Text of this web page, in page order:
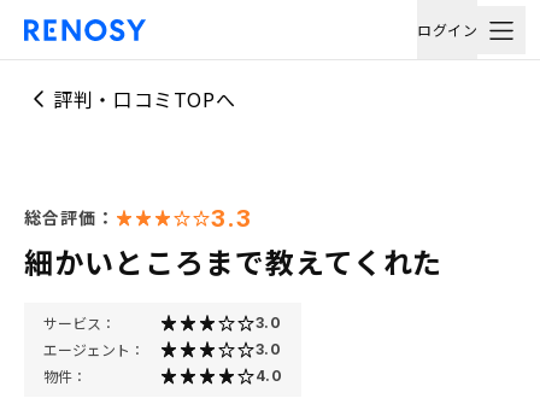
ログイン
評判・口コミTOPへ
総合評価： 3.3
細かいところまで教えてくれた
サービス： 3.0
エージェント： 3.0
物件： 4.0